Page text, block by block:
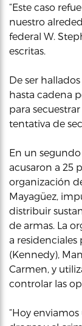
“Este caso
nuestro
federal W.
escritas.
De ser
hasta cadena
para
tentativa de
En un
acusaron a 25
organización
Mayagüez,
distribuir
de armas. La
a
(Kennedy),
Carmen, y
controlar las
“Hoy